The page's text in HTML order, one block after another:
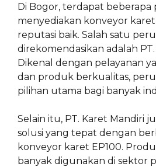
Di Bogor, terdapat beberapa
menyediakan konveyor
reputasi baik. Salah satu
direkomendasikan adalah
Dikenal dengan pelayanan
dan produk berkualitas,
pilihan utama bagi banyak
Selain itu, PT. Karet Mandiri
solusi yang tepat dengan
konveyor karet EP100.
banyak digunakan di sektor